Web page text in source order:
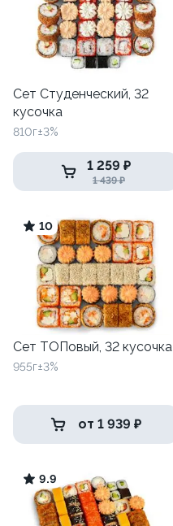
Сет Студенческий, 32
кусочка
810г±3%
1 259 ₽
1 439 ₽
10
Сет ТОПовый, 32 кусочка
955г±3%
от 1 939 ₽
9.9